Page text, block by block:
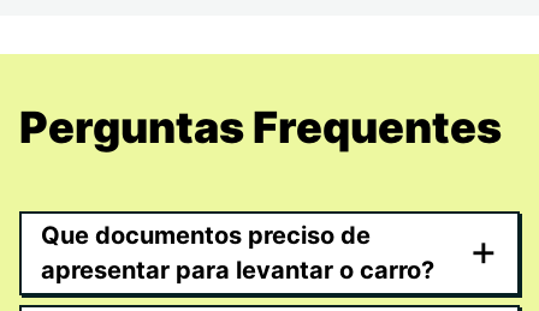
Perguntas Frequentes
Que documentos preciso de
apresentar para levantar o carro?
+